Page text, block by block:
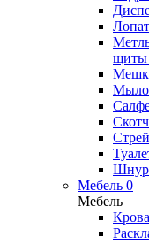
щиты
Мыло
Скотч
Мебель 0
Мебель